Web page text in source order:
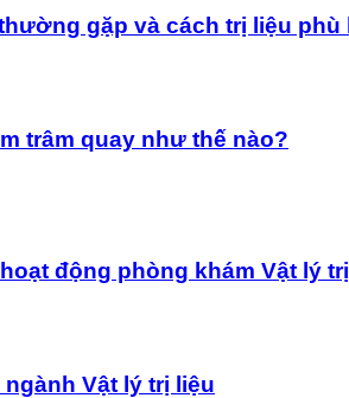
gặp và cách trị liệu phù
trâm quay như thế nào?
động phòng khám Vật lý
Vật lý trị liệu